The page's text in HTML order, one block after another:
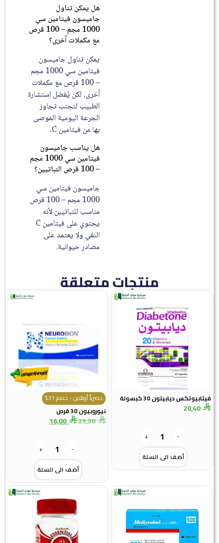
هل يمكن تناول
جاميسون فيتامين سي
1000 مجم – 100 قرص
مع مكملات أخرى؟
يمكن تناول جاميسون
فيتامين سي 1000 مجم
– 100 قرص مع مكملات
أخرى، لكن يُفضل استشارة
الطبيب لتجنب تجاوز
الجرعة اليومية الموصى
بها من فيتامين C.
هل يناسب جاميسون
فيتامين سي 1000 مجم
جاميسون فيتامين سي
1000 مجم – 100 قرص
مناسب للنباتيين لأنه
يحتوي على فيتامين C
النقي ولا يعتمد على
مصادر حيوانية.
منتجات متعلقة
ديابيتون 30 كبسولة
أضف الى السلة
حصرياً أونلاين - خصم 31%
نيوروبيون 30 قرص
23,30
16,00
أضف الى السلة